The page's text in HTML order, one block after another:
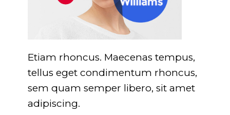
Etiam rhoncus. Maecenas tempus,
tellus eget condimentum rhoncus,
sem quam semper libero, sit amet
adipiscing.